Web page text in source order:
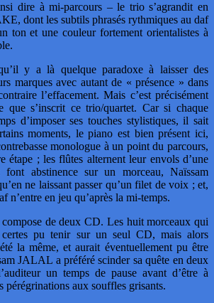
dire à mi-parcours – le trio s’agrandit en
dont les subtils phrasés rythmiques au daf
ton et une couleur fortement orientalistes à
y a là quelque paradoxe à laisser des
marques avec autant de « présence » dans
l’effacement. Mais c’est précisément
que s’inscrit ce trio/quartet. Car si chaque
d’imposer ses touches stylistiques, il sait
moments, le piano est bien présent ici,
monologue à un point du parcours,
étape ; les flûtes alternent leur envols d’une
font abstinence sur un morceau, Naïssam
ne laissant passer qu’un filet de voix ; et,
n’entre en jeu qu’après la mi-temps.
de deux CD. Les huit morceaux qui
certes pu tenir sur un seul CD, mais alors
la même, et aurait éventuellement pu être
JALAL a préféré scinder sa quête en deux
un temps de pause avant d’être à
pérégrinations aux souffles grisants.